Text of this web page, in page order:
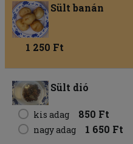
Sült banán
1 250 Ft
Sült dió
kis adag 850 Ft
nagy adag 1 650 Ft